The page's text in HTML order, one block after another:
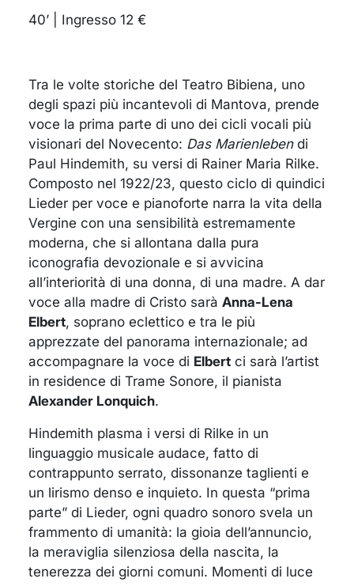
40’ | Ingresso 12 €
Tra le volte storiche del Teatro Bibiena, uno
degli spazi più incantevoli di Mantova, prende
voce la prima parte di uno dei cicli vocali più
visionari del Novecento: Das Marienleben di
Paul Hindemith, su versi di Rainer Maria Rilke.
Composto nel 1922/23, questo ciclo di quindici
Lieder per voce e pianoforte narra la vita della
Vergine con una sensibilità estremamente
moderna, che si allontana dalla pura
iconografia devozionale e si avvicina
all’interiorità di una donna, di una madre. A dar
voce alla madre di Cristo sarà Anna-Lena
Elbert, soprano eclettico e tra le più
apprezzate del panorama internazionale; ad
accompagnare la voce di Elbert ci sarà l’artist
in residence di Trame Sonore, il pianista
Alexander Lonquich.
Hindemith plasma i versi di Rilke in un
linguaggio musicale audace, fatto di
contrappunto serrato, dissonanze taglienti e
un lirismo denso e inquieto. In questa “prima
parte” di Lieder, ogni quadro sonoro svela un
frammento di umanità: la gioia dell’annuncio,
la meraviglia silenziosa della nascita, la
tenerezza dei giorni comuni. Momenti di luce